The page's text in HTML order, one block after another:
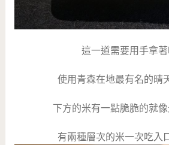
這一道需要用手拿著
使用青森在地最有名的晴
下方的米有一點脆脆的就像
有兩種層次的米一次吃入